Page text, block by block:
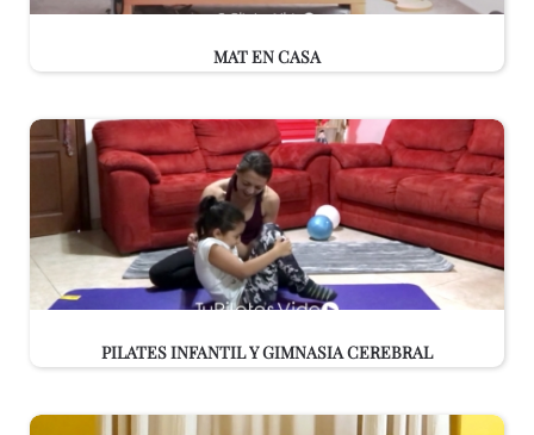
MAT EN CASA
PILATES INFANTIL Y GIMNASIA CEREBRAL